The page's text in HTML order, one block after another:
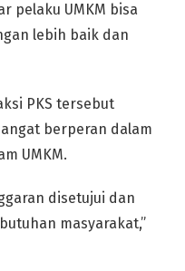
pelaku UMKM bisa
lebih baik dan
PKS tersebut
berperan dalam
UMKM.
disetujui dan
masyarakat,”